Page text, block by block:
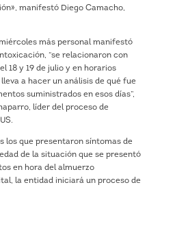
manifestó Diego Camacho,
más personal manifestó
“se relacionaron con
18 y 19 de julio y en horarios
a hacer un análisis de qué fue
suministrados en esos días”,
líder del proceso de
los que presentaron síntomas de
de la situación que se presentó
en hora del almuerzo
la entidad iniciará un proceso de